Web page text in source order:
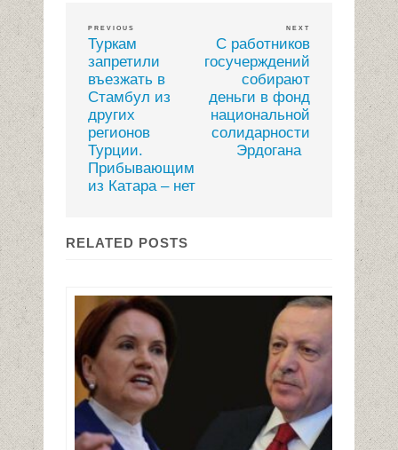
PREVIOUS
Туркам
запретили
въезжать в
Стамбул из
других
регионов
Турции.
Прибывающим
из Катара – нет
NEXT
С работников
госучерждений
собирают
деньги в фонд
национальной
солидарности
Эрдогана
RELATED POSTS